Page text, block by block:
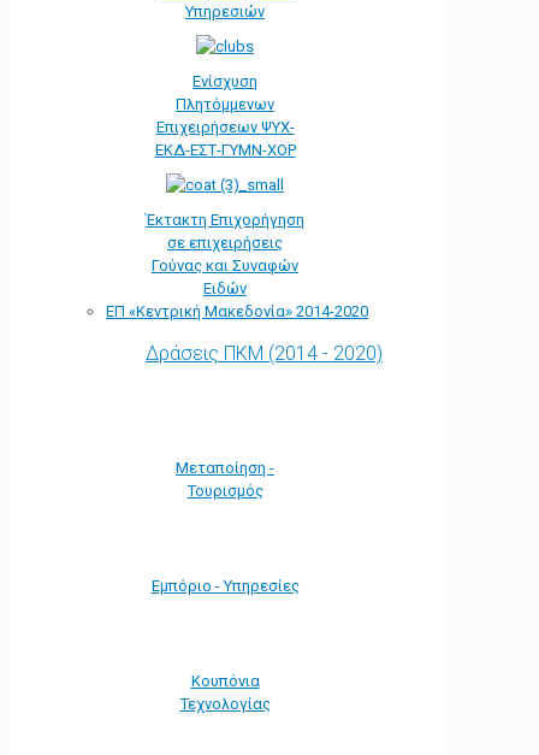
Υπηρεσιών
Ενίσχυση
Πλητόμμενων
Επιχειρήσεων ΨΥΧ-
ΕΚΔ-ΕΣΤ-ΓΥΜΝ-ΧΟΡ
Έκτακτη Επιχορήγηση
σε επιχειρήσεις
Γούνας και Συναφών
Ειδών
ΕΠ «Kεντρική Μακεδονία» 2014-2020
Δράσεις ΠΚΜ (2014 - 2020)
Μεταποίηση -
Τουρισμός
Εμπόριο - Υπηρεσίες
Κουπόνια
Τεχνολογίας